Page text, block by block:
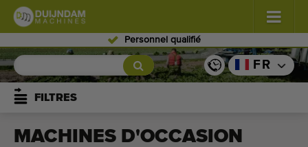
Personnel qualifié
Fleurs et plantes (576)
Légumes de plein champ
Légumes de serre (347)
FR
FILTRES
MACHINES D'OCCASION